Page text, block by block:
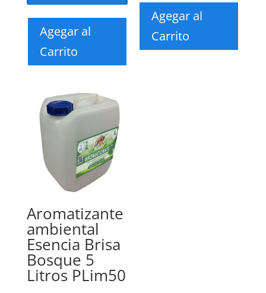
Agegar al
Carrito
Agegar al
Carrito
Aromatizante
ambiental
Esencia Brisa
Bosque 5
Litros PLim50